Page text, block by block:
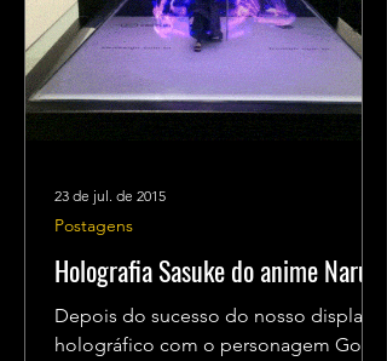
Holografia Sasuke do anime Naruto
Depois do sucesso do nosso display
holográfico com o personagem Goku,
Postagens
23 de jul. de 2015